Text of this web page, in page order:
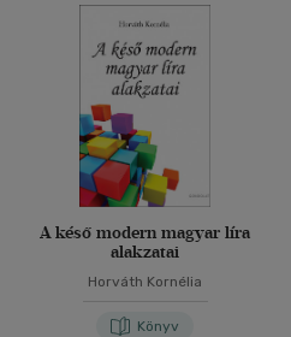
A késő modern magyar líra
alakzatai
Horváth Kornélia
Könyv